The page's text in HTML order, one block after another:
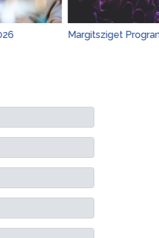
Margitsziget Programok 2026